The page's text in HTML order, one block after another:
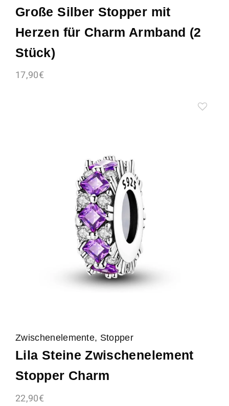
Große Silber Stopper mit
Herzen für Charm Armband (2
Stück)
17,90€
Zwischenelemente, Stopper
Lila Steine Zwischenelement
Stopper Charm
22,90€